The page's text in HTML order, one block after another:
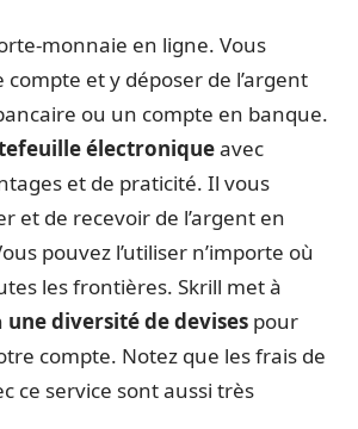
monnaie en ligne. Vous
et y déposer de l’argent
ou un compte en banque.
électroniqueavec
et de praticité. Il vous
et de recevoir de l’argent en
pouvez l’utiliser n’importe où
les frontières. Skrill met à
une diversité de devises pour
compte. Notez que les frais de
ce service sont aussi très